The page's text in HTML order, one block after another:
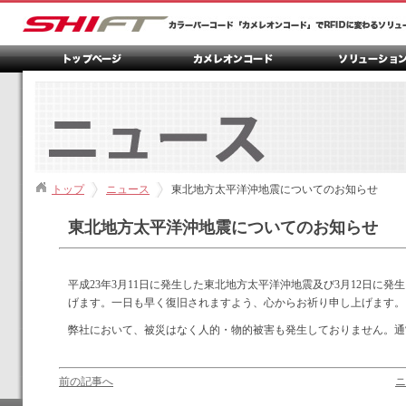
トップ ニュース 東北地方太平洋沖地震についてのお知らせ
東北地方太平洋沖地震についてのお知らせ
平成23年3月11日に発生した東北地方太平洋沖地震及び3月12日に
げます。一日も早く復旧されますよう、心からお祈り申し上げます。
弊社において、被災はなく人的・物的被害も発生しておりません。
前の記事へ